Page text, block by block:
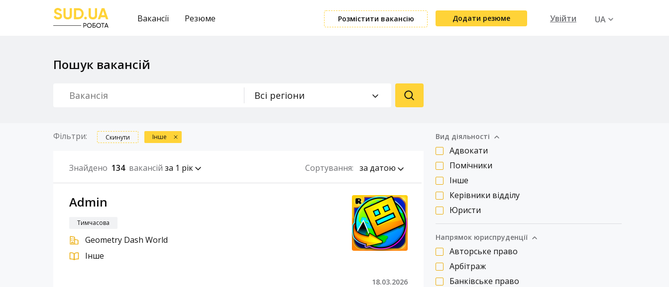
Вакансії Резюме Розмістити вакансію Додати резюме
Увійти
UA
Пошук вакансій
Всі регіони
Вид діяльності
Адвокати
Помічники
Інше
Керівники відділу
Юристи
Напрямок юриспруденції
Авторське право
Арбітраж
Банківське право
Фільтри: Скинути Інше
Знайдено 134 вакансій за 1 рік Сортування: за датою
Admin
Тимчасова
Geometry Dash World
Інше
18.03.2026